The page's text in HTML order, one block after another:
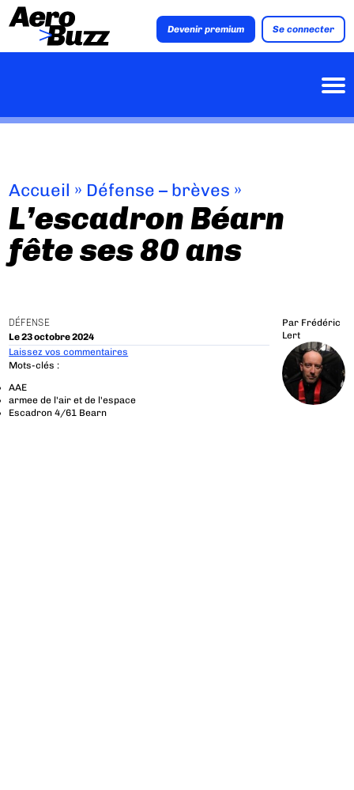
Devenir premium Se connecter
Accueil » Défense – brèves »
L’escadron Béarn
fête ses 80 ans
DÉFENSE
Le 23 octobre 2024
Par Frédéric
Lert
Laissez vos commentaires
Mots-clés :
AAE
armee de l'air et de l'espace
Escadron 4/61 Bearn